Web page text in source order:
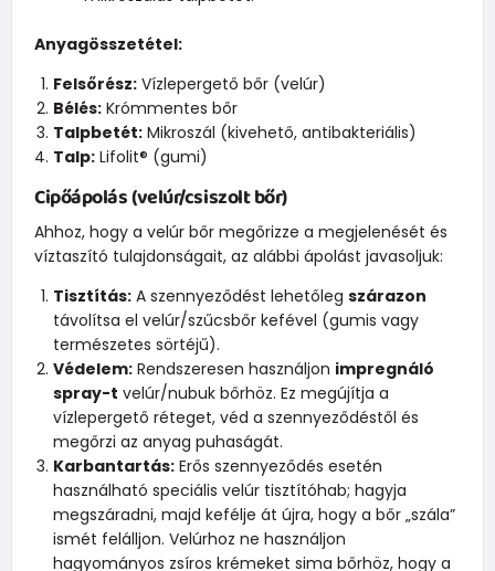
Anyagösszetétel:
Felsőrész: Vízlepergető bőr (velúr)
Bélés: Krómmentes bőr
Talpbetét: Mikroszál (kivehető, antibakteriális)
Talp: Lifolit® (gumi)
Cipőápolás (velúr/csiszolt bőr)
Ahhoz, hogy a velúr bőr megőrizze a megjelenését és
víztaszító tulajdonságait, az alábbi ápolást javasoljuk:
Tisztítás: A szennyeződést lehetőlegszárazon
távolítsa el velúr/szűcsbőr kefével (gumis vagy
természetes sörtéjű).
Védelem: Rendszeresen használjon impregnáló
spray-t velúr/nubuk bőrhöz. Ez megújítja a
vízlepergető réteget, véd a szennyeződéstől és
megőrzi az anyag puhaságát.
Karbantartás: Erős szennyeződés esetén
használható speciális velúr tisztítóhab; hagyja
megszáradni, majd kefélje át újra, hogy a bőr „szála”
ismét felálljon. Velúrhoz ne használjon
hagyományos zsíros krémeket sima bőrhöz, hogy a